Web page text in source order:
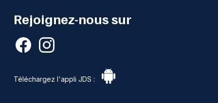
Rejoignez-nous sur
Téléchargez l'appli JDS :